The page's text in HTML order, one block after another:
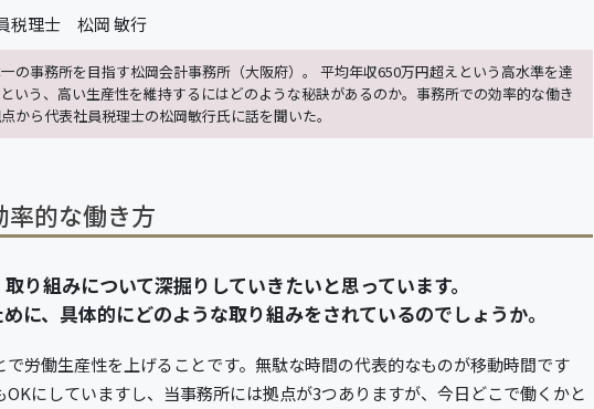
税理士 松岡 敏行
の事務所を目指す松岡会計事務所（大阪府）。 平均年収650万円超えという高水準を達
いう、高い生産性を維持するにはどのような秘訣があるのか。事務所での効率的な働き
から代表社員税理士の松岡敏行氏に話を聞いた。
率的な働き方
り組みについて深掘りしていきたいと思っています。
に、具体的にどのような取り組みをされているのでしょうか。
労働生産性を上げることです。無駄な時間の代表的なものが移動時間です
にしていますし、当事務所には拠点が3つありますが、今日どこで働くかと